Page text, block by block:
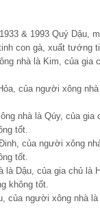
& 1993 Quý Dậu,
con gà, xuất tướng
nhà là Kim, của gia
của người xông
nhà là Qúy, của gia
tốt.
của người xông
tốt.
là Dậu, của gia chủ là
không tốt.
của người xông nhà